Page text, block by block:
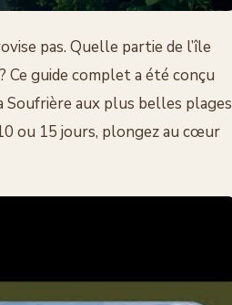
pas. Quelle partie de l’île
Ce guide complet a été conçu
Soufrière aux plus belles plages
ou 15 jours, plongez au cœur